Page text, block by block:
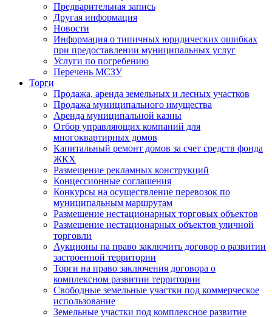
Предварительная запись
Другая информация
Новости
Информация о типичных юридических ошибках
при предоставлении муниципальных услуг
Услуги по погребению
Перечень МСЗУ
Торги
Продажа, аренда земельных и лесных участков
Продажа муниципального имущества
Аренда муниципальной казны
Отбор управляющих компаний для
многоквартирных домов
Капитальный ремонт домов за счет средств фонда
ЖКХ
Размещение рекламных конструкций
Концессионные соглашения
Конкурсы на осуществление перевозок по
муниципальным маршрутам
Размещение нестационарных торговых объектов
Размещение нестационарных объектов уличной
торговли
Аукционы на право заключить договор о развитии
застроенной территории
Торги на право заключения договора о
комплексном развитии территории
Свободные земельные участки под коммерческое
использование
Земельные участки под комплексное развитие